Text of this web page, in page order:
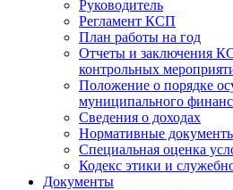
Руководитель
Регламент КСП
План работы на год
Отчеты и заключения
контрольных
Положение о порядке
муниципального
Сведения о доходах
Нормативные
Специальная оценка
Кодекс этики и
Документы